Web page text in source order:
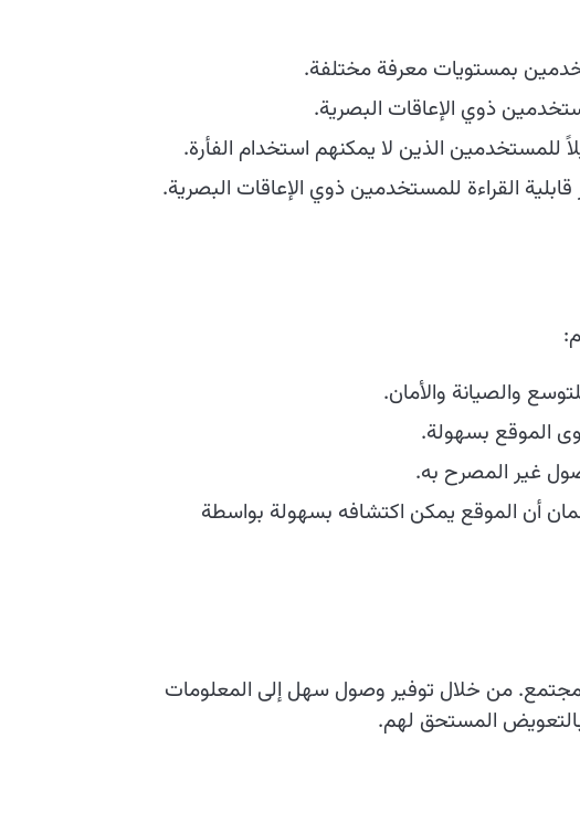
بمستويات معرفة مختلفة.
ذوي الإعاقات البصرية.
للمستخدمين الذين لا يمكنهم استخدام الفأرة.
القراءة للمستخدمين ذوي الإعاقات البصرية.
والصيانة والأمان.
الموقع بسهولة.
غير المصرح به.
أن الموقع يمكن اكتشافه بسهولة بواسطة
من خلال توفير وصول سهل إلى المعلومات
المستحق لهم.